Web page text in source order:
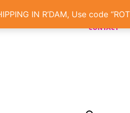
ONS VERHAAL
CONTACT
IN R’DAM, Use code